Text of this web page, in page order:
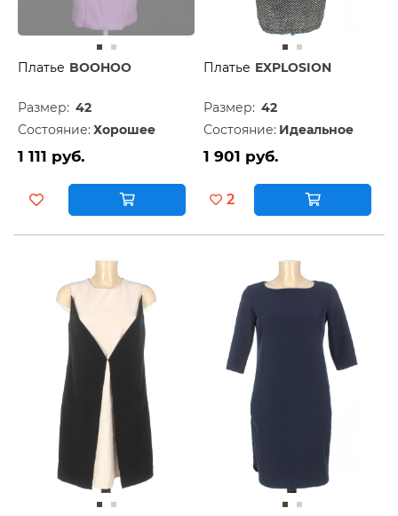
Платье BOOHOO
Размер: 42
Состояние: Хорошее
1 111 руб.
Платье EXPLOSION
Размер: 42
Состояние: Идеальное
1 901 руб.
2